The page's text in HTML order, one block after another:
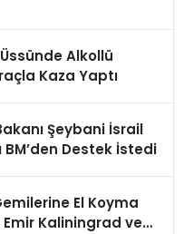
Alkollü
Kaza Yaptı
Şeybani İsrail
BM’den Destek İstedi
El Koyma
Emir Kaliningrad ve